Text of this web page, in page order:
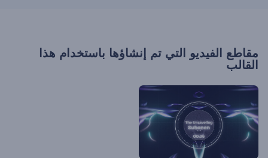
مقاطع الفيديو التي تم إنشاؤها باستخدام هذا
القالب